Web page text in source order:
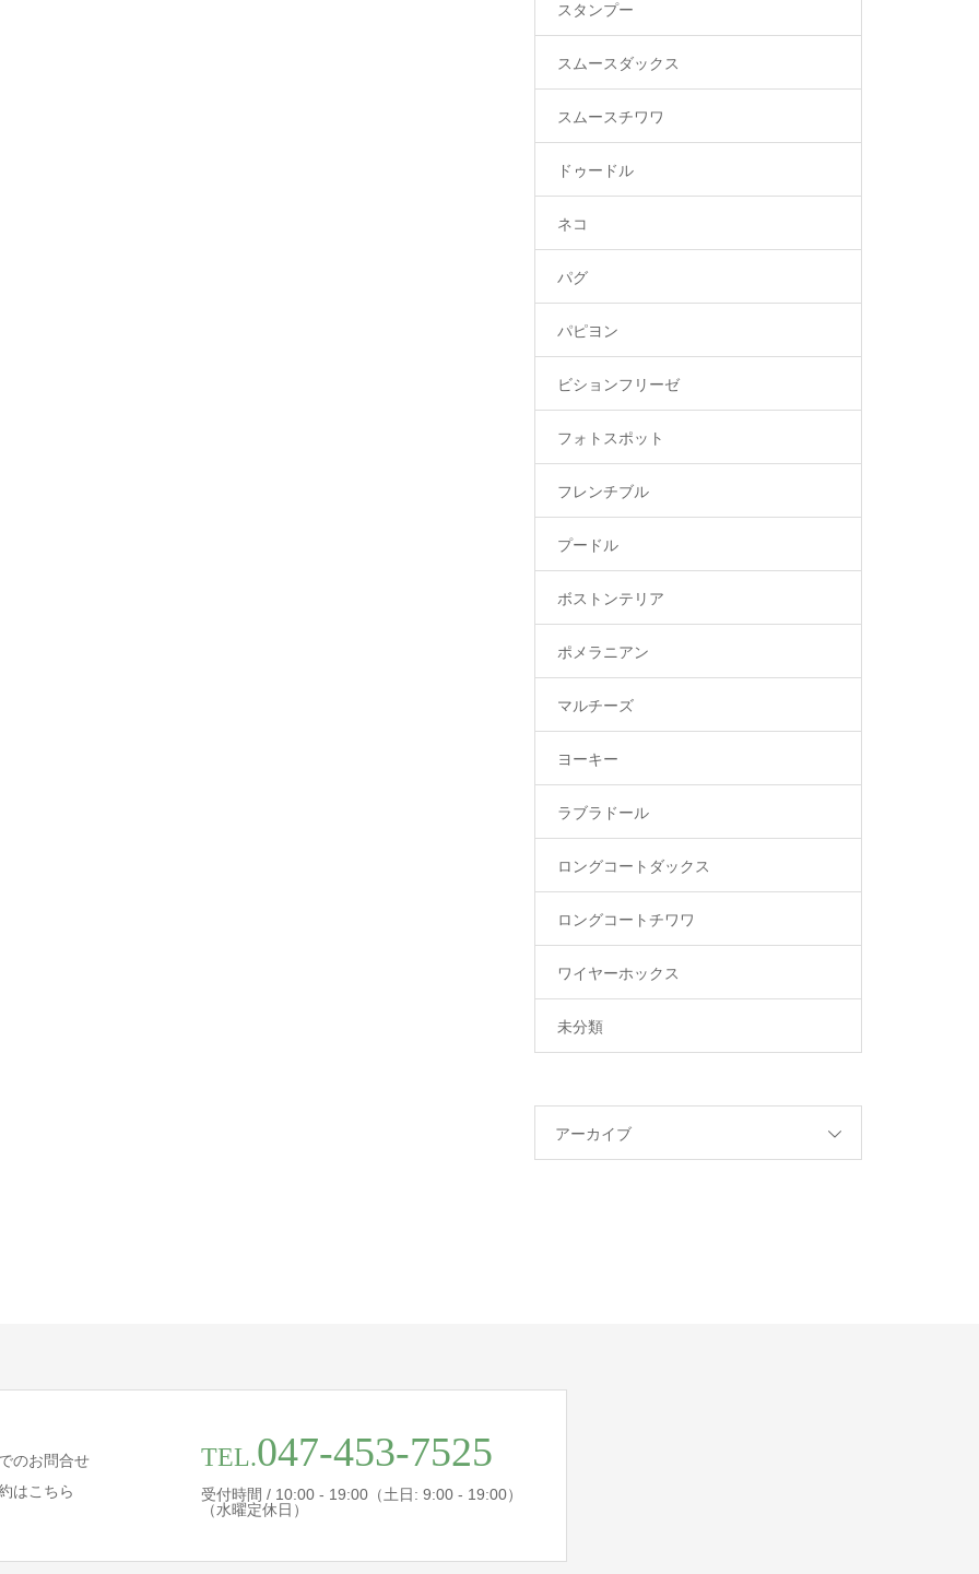
スタンプー
スムースダックス
スムースチワワ
ドゥードル
ネコ
パグ
パピヨン
ビションフリーゼ
フォトスポット
フレンチブル
プードル
ボストンテリア
ポメラニアン
マルチーズ
ヨーキー
ラブラドール
ロングコートダックス
ロングコートチワワ
ワイヤーホックス
未分類
アーカイブ
のお問合せ
はこちら
TEL.047-453-7525
受付時間 / 10:00 - 19:00（土日: 9:00 - 19:00）
（水曜定休日）